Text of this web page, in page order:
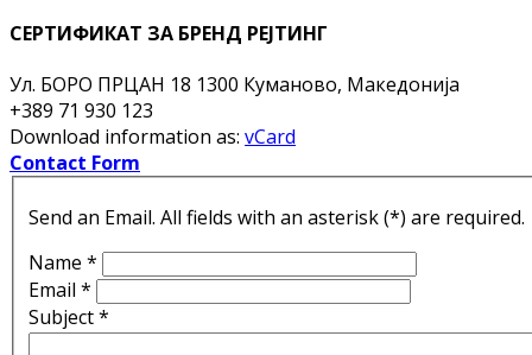
СЕРТИФИКАТ ЗА БРЕНД РЕЈТИНГ
Ул. БОРО ПРЦАН 18 1300 Куманово, Македонија
+389 71 930 123
Download information as: vCard
Contact Form
Send an Email. All fields with an asterisk (*) are required.
Name *
Email *
Subject*